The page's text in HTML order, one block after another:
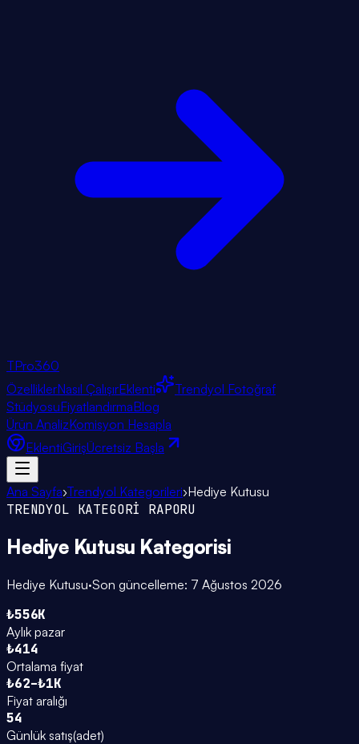
TPro360
ÖzelliklerNasıl ÇalışırEklenti
Trendyol Fotoğraf
StüdyosuFiyatlandırmaBlog
Ürün AnalizKomisyon Hesapla
EklentiGirişÜcretsiz Başla
Ana Sayfa›Trendyol Kategorileri›Hediye Kutusu
TRENDYOL KATEGORİ RAPORU
Hediye Kutusu Kategorisi
Hediye Kutusu·Son güncelleme: 7 Ağustos 2026
₺556K
Aylık pazar
₺414
Ortalama fiyat
₺62–₺1K
Fiyat aralığı
54
Günlük satış(adet)